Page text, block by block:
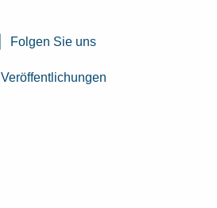
Folgen Sie uns
Veröffentlichungen